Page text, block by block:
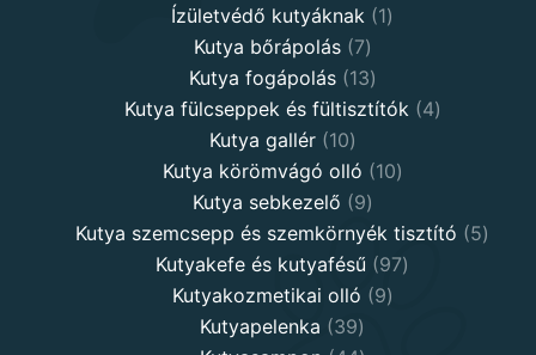
Ízületvédő kutyáknak 11
Kutya bőrápolás 77
products
Kutya fogápolás 1313
products
Kutya fülcseppek és fültisztítók 44
Kutya gallér 1010
products
Kutya körömvágó olló 1010
Kutya sebkezelő 99
products
Kutya szemcsepp és szemkörnyék tisztító 55
Kutyakefe és kutyafésű 9797
Kutyakozmetikai olló 99
Kutyapelenka 3939